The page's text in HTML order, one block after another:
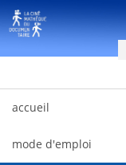
Saut au contenu
accueil
mode d'emploi